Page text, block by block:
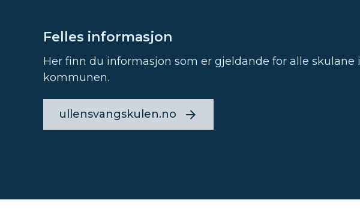
Felles informasjon
Her finn du informasjon som er gjeldande for alle skulane i
kommunen.
ullensvangskulen.no